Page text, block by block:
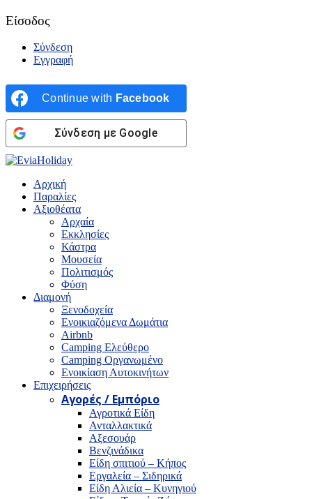
Είσοδος
Σύνδεση
Εγγραφή
Continue with Facebook
Σύνδεση με Google
Αρχική
Παραλίες
Αξιοθέατα
Αρχαία
Εκκλησίες
Κάστρα
Μουσεία
Πολιτισμός
Φύση
Διαμονή
Ξενοδοχεία
Ενοικιαζόμενα Δωμάτια
Airbnb
Camping Ελεύθερο
Camping Οργανωμένο
Ενοικίαση Αυτοκινήτων
Επιχειρήσεις
Αγορές / Εμπόριο
Αγροτικά Είδη
Ανταλλακτικά
Αξεσουάρ
Βενζινάδικα
Είδη σπιτιού – Κήπος
Εργαλεία – Σιδηρικά
Είδη Αλιεία – Κυνηγιού